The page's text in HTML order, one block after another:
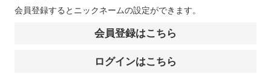
会員登録するとニックネームの設定ができます。
会員登録はこちら
ログインはこちら